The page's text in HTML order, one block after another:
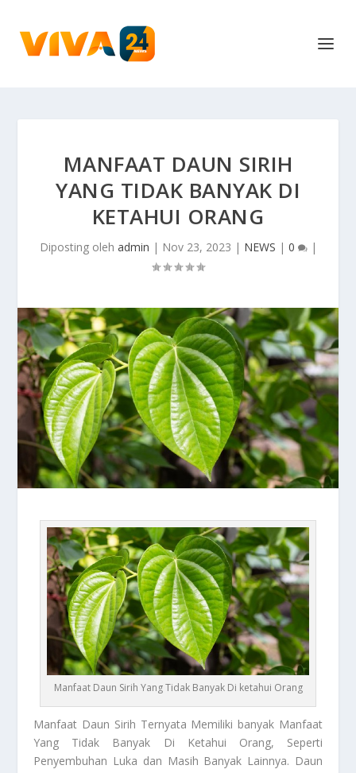
MANFAAT DAUN SIRIH
YANG TIDAK BANYAK DI
KETAHUI ORANG
Diposting oleh admin | Nov 23, 2023 | NEWS | 0 |
Manfaat Daun Sirih Yang Tidak Banyak Di ketahui Orang
Manfaat Daun Sirih Ternyata Memiliki banyak Manfaat
Yang Tidak Banyak Di Ketahui Orang, Seperti
Penyembuhan Luka dan Masih Banyak Lainnya. Daun